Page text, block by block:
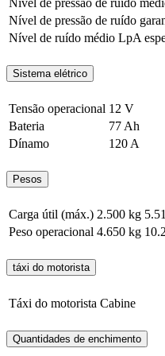
Nível de pressão de ruído
Nível de ruído médio LpA
Sistema elétrico
Tensão operacional 12 V
Bateria
77 Ah
Dínamo
120 A
Pesos
Carga útil (máx.) 2.500 kg
Peso operacional 4.650 kg
táxi do motorista
Táxi do motorista Cabine
Quantidades de enchimento